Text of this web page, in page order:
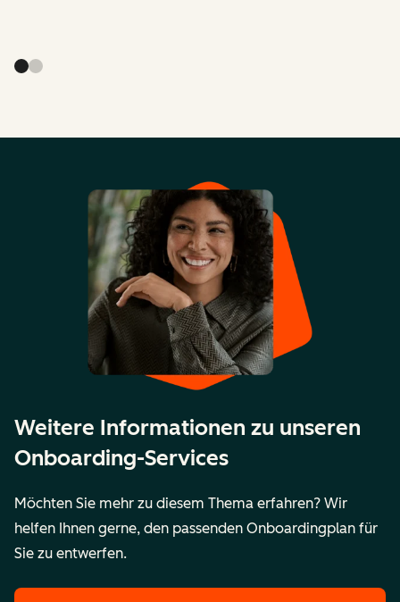
Weitere Informationen zu unseren
Onboarding-Services
Möchten Sie mehr zu diesem Thema erfahren? Wir
helfen Ihnen gerne, den passenden Onboardingplan für
Sie zu entwerfen.